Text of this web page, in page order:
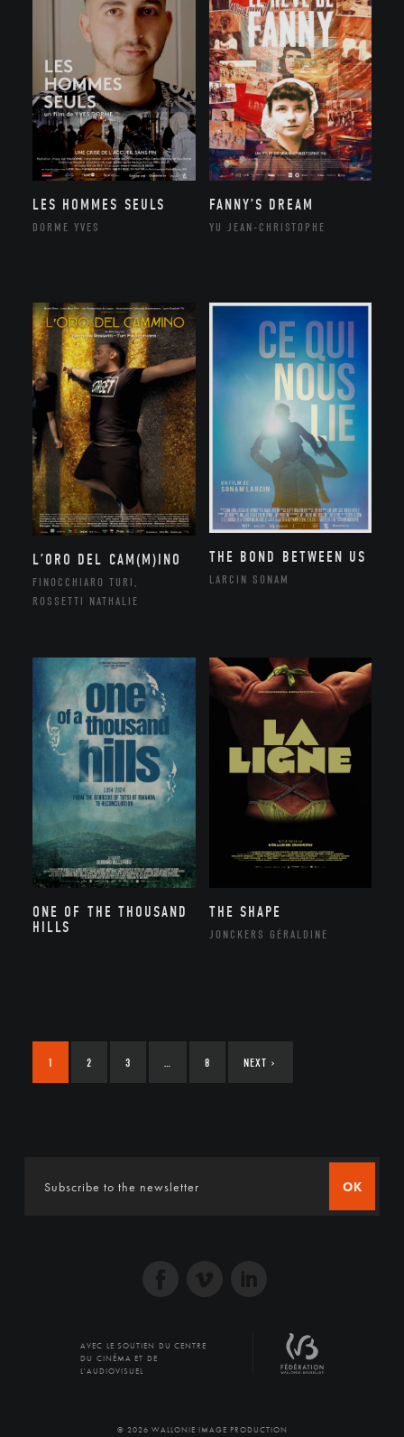
LES HOMMES SEULS
DORME YVES
FANNY’S DREAM
YU JEAN-CHRISTOPHE
L’ORO DEL CAM(M)INO
FINOCCHIARO TURI,
ROSSETTI NATHALIE
THE BOND BETWEEN US
LARCIN SONAM
ONE OF THE THOUSAND
HILLS
THE SHAPE
JONCKERS GÉRALDINE
1 2 3 … 8 NEXT ›
OK
AVEC LE SOUTIEN DU CENTRE
DU CINÉMA ET DE
L'AUDIOVISUEL
© 2026 WALLONIE IMAGE PRODUCTION